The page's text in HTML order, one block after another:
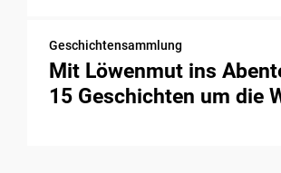
Geschichtensammlung
Mit Löwenmut ins
15 Geschichten um die